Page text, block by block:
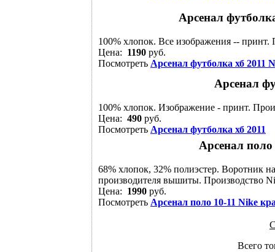
Арсенал
100% хлопок. Все изображения --
Цена: 1190 руб.
Посмотреть Арсенал футболка хб 2011
Арсенал
100% хлопок. Изображение - принт.
Цена: 490 руб.
Посмотреть Арсенал футболка хб 2011
Арсенал поло
68% хлопок, 32% полиэстер. Воротник
производителя вышиты. Производство
Цена: 1990 руб.
Посмотреть Арсенал поло 10-11 Nike
Всего